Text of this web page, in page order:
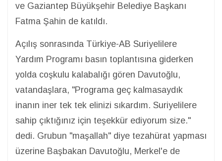
ve Gaziantep Büyükşehir Belediye Başkanı
Fatma Şahin de katıldı.
Açılış sonrasında Türkiye-AB Suriyelilere
Yardım Programı basın toplantısına giderken
yolda coşkulu kalabalığı gören Davutoğlu,
vatandaşlara, "Programa geç kalmasaydık
inanın iner tek tek elinizi sıkardım. Suriyelilere
sahip çıktığınız için teşekkür ediyorum size."
dedi. Grubun "maşallah" diye tezahürat yapması
üzerine Başbakan Davutoğlu, Merkel'e de